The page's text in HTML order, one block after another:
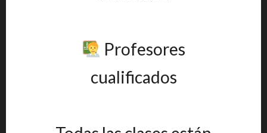
Profesores
cualificados